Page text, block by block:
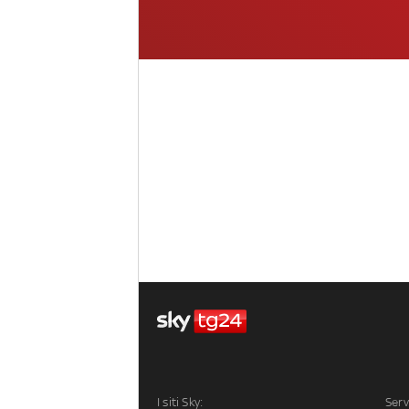
I siti Sky: